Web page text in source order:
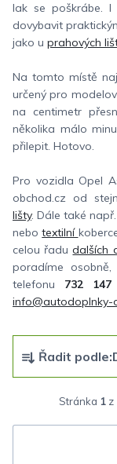
lak se poškrábe.
dovybavit
jako u prahových
Na tomto místě
určený pro
na centimetr
několika málo
přilepit. Hotovo.
Pro vozidla Opel
obchod.cz od
lišty. Dále také
nebotextilní
celou řadudalších
poradíme
telefonu 732 147
info@autodoplnky-
Stránka 1z
a
e
Řadit podle: